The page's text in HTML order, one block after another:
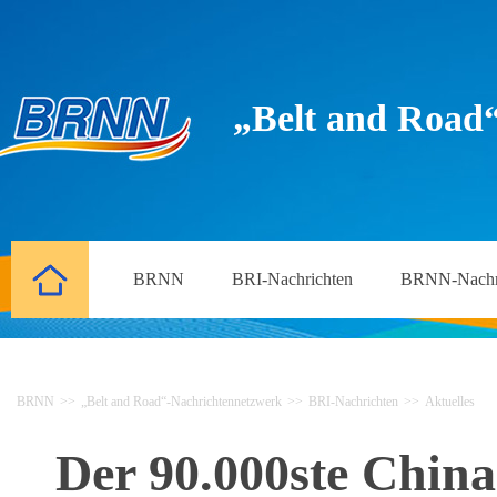
„Belt and
BRNN BRI-Nachrichten BRNN-
BRNN >> „Belt and Road“-Nachrichtennetzwerk >> BRI-Nachrichten >> Aktuelles
Der 90.000ste